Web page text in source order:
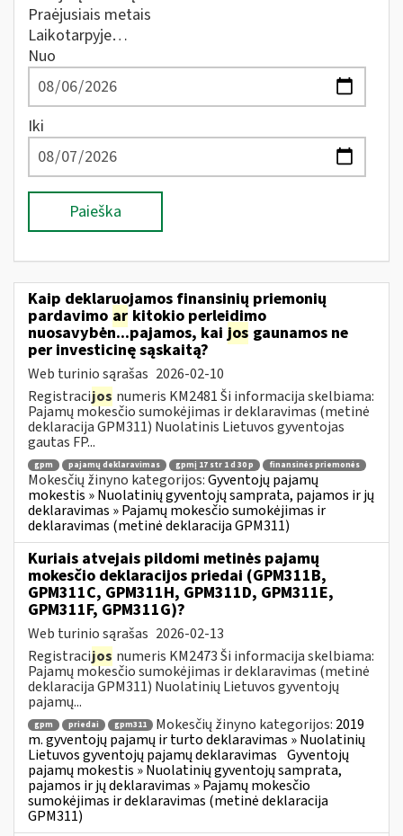
Praėjusiais metais
Laikotarpyje…
Nuo
Iki
Paieška
Kaip deklaruojamos finansinių priemonių
pardavimo ar kitokio perleidimo
nuosavybėn...pajamos, kai jos gaunamos ne
per investicinę sąskaitą?
Web turinio sąrašas 2026-02-10
Registracijos numeris KM2481 Ši informacija skelbiama:
Pajamų mokesčio sumokėjimas ir deklaravimas (metinė
deklaracija GPM311) Nuolatinis Lietuvos gyventojas
gautas FP...
gpm pajamų deklaravimas gpmį 17 str 1 d 30 p finansinės priemonės
Mokesčių žinyno kategorijos:Gyventojų pajamų
mokestis » Nuolatinių gyventojų samprata, pajamos ir jų
deklaravimas » Pajamų mokesčio sumokėjimas ir
deklaravimas (metinė deklaracija GPM311)
Kuriais atvejais pildomi metinės pajamų
mokesčio deklaracijos priedai (GPM311B,
GPM311C, GPM311H, GPM311D, GPM311E,
GPM311F, GPM311G)?
Web turinio sąrašas 2026-02-13
Registracijos numeris KM2473 Ši informacija skelbiama:
Pajamų mokesčio sumokėjimas ir deklaravimas (metinė
deklaracija GPM311) Nuolatinių Lietuvos gyventojų
pajamų...
gpm priedai gpm311 Mokesčių žinyno kategorijos: 2019
m. gyventojų pajamų ir turto deklaravimas » Nuolatinių
Lietuvos gyventojų pajamų deklaravimas Gyventojų
pajamų mokestis » Nuolatinių gyventojų samprata,
pajamos ir jų deklaravimas » Pajamų mokesčio
sumokėjimas ir deklaravimas (metinė deklaracija
GPM311)